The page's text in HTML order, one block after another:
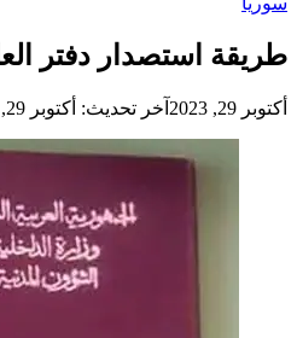
طريقة استصدار دفتر
أكتوبر 29, 2023 آخر تحديث: أكتوبر 29, 2023